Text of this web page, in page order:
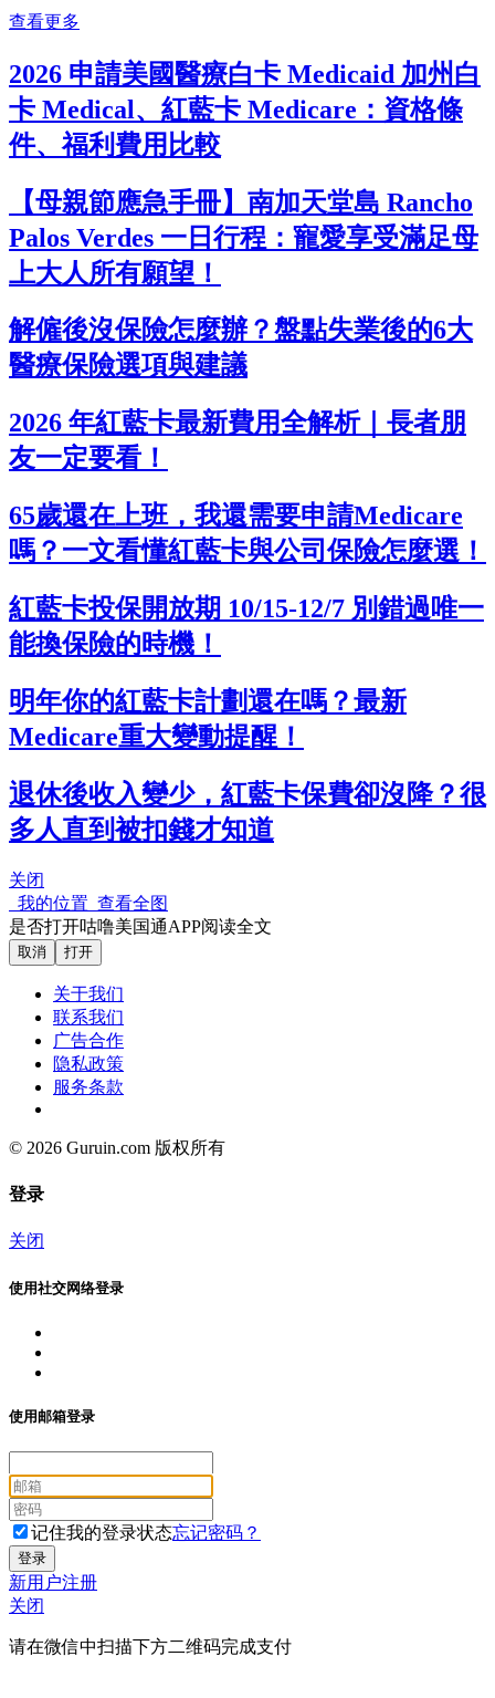
查看更多
2026 申請美國醫療白卡 Medicaid 加州白
卡 Medical、紅藍卡 Medicare：資格條
件、福利費用比較
【母親節應急手冊】南加天堂島 Rancho
Palos Verdes 一日行程：寵愛享受滿足母
上大人所有願望！
解僱後沒保險怎麼辦？盤點失業後的6大
醫療保險選項與建議
2026 年紅藍卡最新費用全解析｜長者朋
友一定要看！
65歲還在上班，我還需要申請Medicare
嗎？一文看懂紅藍卡與公司保險怎麼選！
紅藍卡投保開放期 10/15-12/7 別錯過唯一
能換保險的時機！
明年你的紅藍卡計劃還在嗎？最新
Medicare重大變動提醒！
退休後收入變少，紅藍卡保費卻沒降？很
多人直到被扣錢才知道
关闭
我的位置 查看全图
是否打开咕噜美国通APP阅读全文
取消 打开
关于我们
联系我们
广告合作
隐私政策
服务条款
© 2026 Guruin.com 版权所有
登录
关闭
使用社交网络登录
使用邮箱登录
记住我的登录状态忘记密码？
新用户注册
关闭
请在微信中扫描下方二维码完成支付